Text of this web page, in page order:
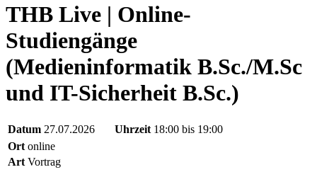
THB Live | Online-
Studiengänge
(Medieninformatik B.Sc./M.Sc
und IT-Sicherheit B.Sc.)
Datum 27.07.2026 Uhrzeit 18:00 bis 19:00
Ort online
Art Vortrag